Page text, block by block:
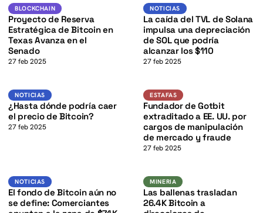
BLOCKCHAIN
BLOCKCHAIN
Proyecto de Reserva
Estratégica de Bitcoin en
Texas Avanza en el
Senado
27 feb 2025
NOTICIAS
NOTICIAS
La caída del TVL de Solana
impulsa una depreciación
de SOL que podría
alcanzar los $110
27 feb 2025
NOTICIASBTC
K
NOTICIAS
¿Hasta dónde podría caer
el precio de Bitcoin?
27 feb 2025
Estafas
ESTAFAS
Fundador de Gotbit
extraditado a EE. UU. por
cargos de manipulación
de mercado y fraude
27 feb 2025
NOTICIAS BTC
K
NOTICIAS
El fondo de Bitcoin aún no
se define: Comerciantes
MINERIA BTC
MINERIA
Las ballenas trasladan
26.4K Bitcoin a